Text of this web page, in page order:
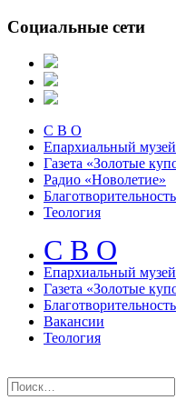
Социальные сети
С В О
Епархиальный музей
Газета «Золотые
Радио «Новолетие»
Благотворительность
Теология
С В О
Епархиальный музeй
Газета «Золотые
Благотворительность
Вакансии
Теология